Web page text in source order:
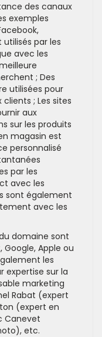
des canaux
exemples
par les
avec les
; Des
utilisées pour
; Les sites
aux
sur les produits
magasin est
personnalisé
par les
avec les
sont également
avec les
domaine sont
Apple ou
les
expertise sur la
marketing
Rabat (expert
(expert en
Canevet
etc.